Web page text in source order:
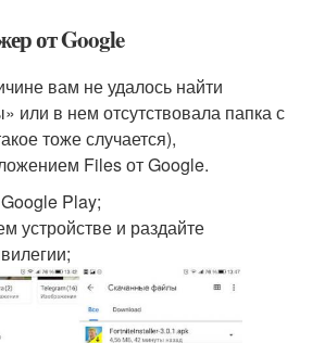
от Google
вам не удалось найти
или в нем отсутствовала папка с
тоже случается),
Files от Google.
Play;
устройстве и раздайте